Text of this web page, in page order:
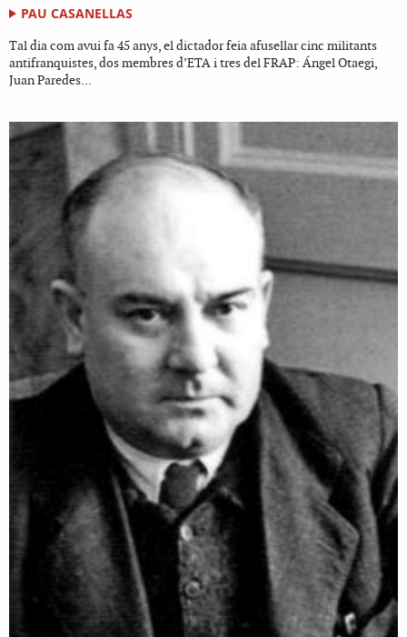
PAU CASANELLAS
Tal dia com avui fa 45 anys, el dictador feia afusellar cinc militants
antifranquistes, dos membres d’ETA i tres del FRAP: Ángel Otaegi,
Juan Paredes...